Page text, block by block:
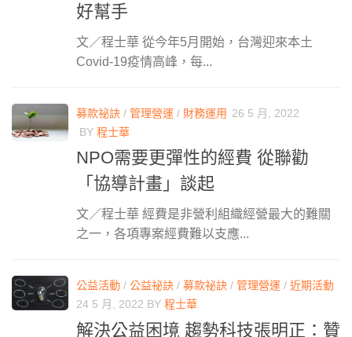
好幫手
文／程士華 從今年5月開始，台灣迎來本土
Covid-19疫情高峰，每...
募款祕訣 / 管理營運 / 財務運用 26 5 月, 2022
BY 程士華
NPO需要更彈性的經費 從聯勸
「協導計畫」談起
文／程士華 經費是非營利組織經營最大的難關
之一，各項專案經費難以支應...
公益活動 / 公益祕訣 / 募款祕訣 / 管理營運 / 近期活動
24 5 月, 2022 BY 程士華
解決公益困境 趨勢科技張明正：贊